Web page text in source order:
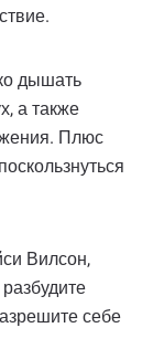
дышать
а также
Плюс
Вилсон,
себе